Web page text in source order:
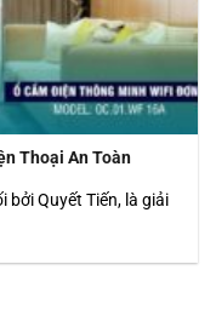
Thoại An Toàn
bởi Quyết Tiến, là giải